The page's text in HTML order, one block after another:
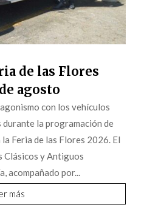
de las Flores
agosto
con los vehículos
la programación de
Feria de las Flores 2026. El
y Antiguos
acompañado por...
más